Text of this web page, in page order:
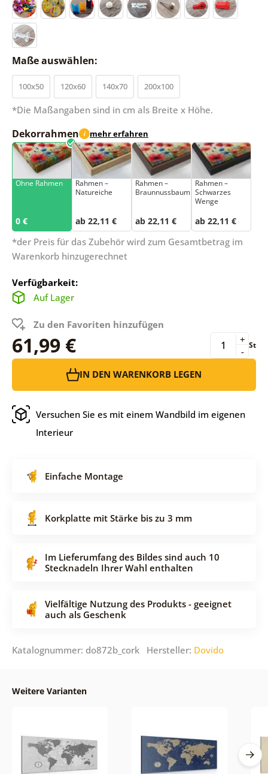
Maße auswählen:
100x50 120x60 140x70 200x100
*Die Maßangaben sind in cm als Breite x Höhe.
Dekorrahmen i mehr erfahren
Ohne Rahmen
0 €
Rahmen –
Natureiche
ab 22,11 €
Rahmen –
Braunnussbaum
ab 22,11 €
Rahmen –
Schwarzes
Wenge
ab 22,11 €
*der Preis für das Zubehör wird zum Gesamtbetrag im
Warenkorb hinzugerechnet
Verfügbarkeit:
Auf Lager
Zu den Favoriten hinzufügen
61,99 € -
+ St
IN DEN WARENKORB LEGEN
Versuchen Sie es mit einem Wandbild im eigenen
Interieur
Einfache Montage
Korkplatte mit Stärke bis zu 3 mm
Im Lieferumfang des Bildes sind auch 10
Stecknadeln Ihrer Wahl enthalten
Vielfältige Nutzung des Produkts - geeignet
auch als Geschenk
Katalognummer: do872b_cork Hersteller: Dovido
Weitere Varianten